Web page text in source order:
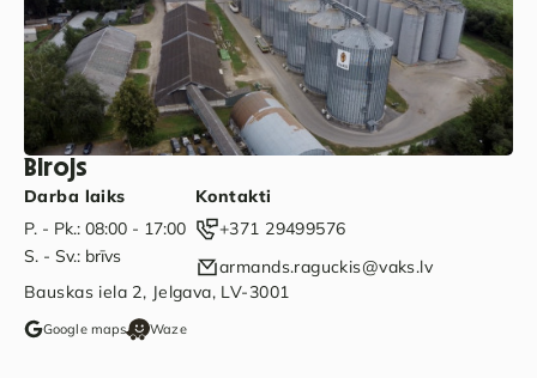
Birojs
Darba laiks
P. - Pk.: 08:00 - 17:00
S. - Sv.: brīvs
Kontakti
+371 29499576
armands.raguckis@vaks.lv
Bauskas iela 2, Jelgava, LV-3001
Google maps Waze